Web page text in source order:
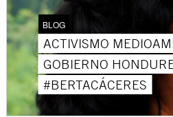
BLOG
ACTIVISMO
GOBIERNO
#BERTACÁCERES